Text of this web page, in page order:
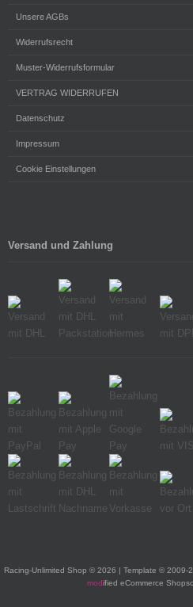
Unsere AGBs
Widerrufsrecht
Muster-Widerrufsformular
VERTRAG WIDERRUFEN
Datenschutz
Impressum
Cookie Einstellungen
Versand und Zahlung
Racing-Unlimited Shop © 2026 | Template © 2009-
modified eCommerce